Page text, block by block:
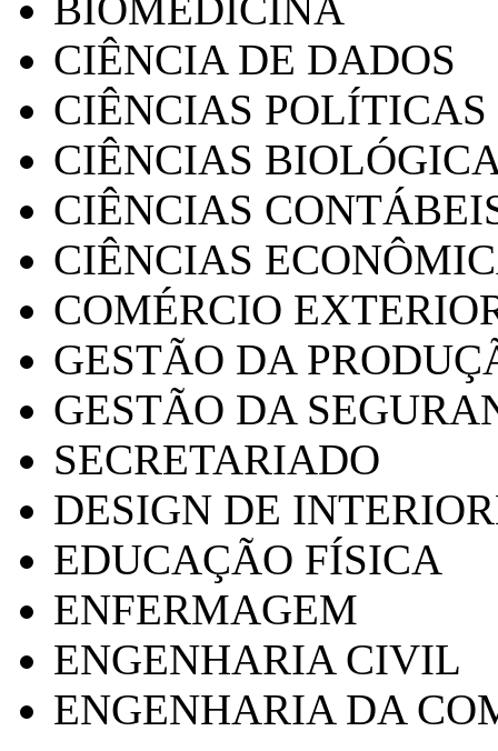
CIÊNCIA DE DADOS
CIÊNCIAS POLÍTICAS
CIÊNCIAS
CIÊNCIAS
CIÊNCIAS
COMÉRCIO
GESTÃO DA
GESTÃO DA
SECRETARIADO
DESIGN DE
EDUCAÇÃO FÍSICA
ENFERMAGEM
ENGENHARIA CIVIL
ENGENHARIA DA